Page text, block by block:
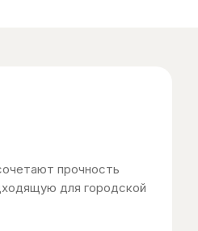
прочность
для городской